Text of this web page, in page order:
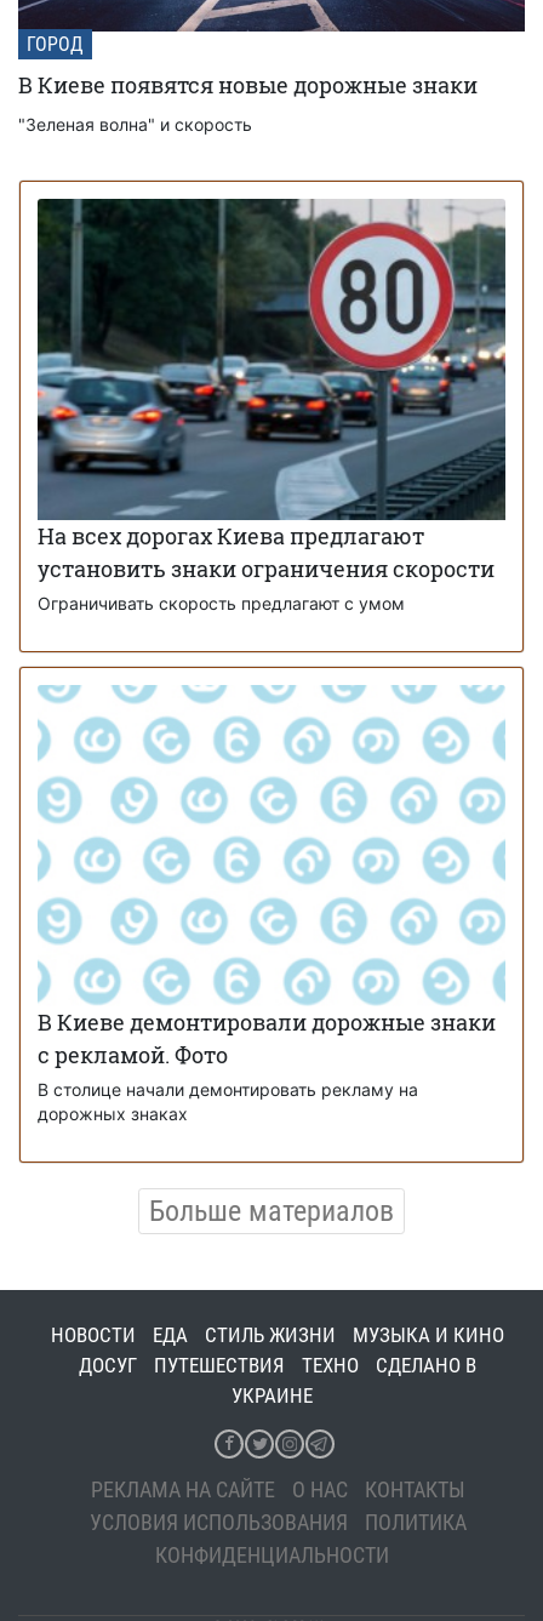
ГОРОД
В Киеве появятся новые дорожные знаки
"Зеленая волна" и скорость
На всех дорогах Киева предлагают
установить знаки ограничения скорости
Ограничивать скорость предлагают с умом
В Киеве демонтировали дорожные знаки
с рекламой. Фото
В столице начали демонтировать рекламу на
дорожных знаках
Больше материалов
НОВОСТИ ЕДА СТИЛЬ ЖИЗНИ
МУЗЫКА И КИНО
ДОСУГ
ПУТЕШЕСТВИЯ ТЕХНО
СДЕЛАНО В
УКРАИНЕ
РЕКЛАМА НА САЙТЕ О НАС
КОНТАКТЫ
УСЛОВИЯ ИСПОЛЬЗОВАНИЯ
ПОЛИТИКА
КОНФИДЕНЦИАЛЬНОСТИ